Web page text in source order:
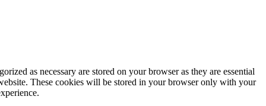
as necessary are stored on your browser as they are essential
These cookies will be stored in your browser only with your